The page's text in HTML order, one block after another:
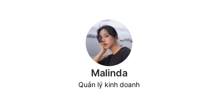
Malinda
Quản lý kinh doanh